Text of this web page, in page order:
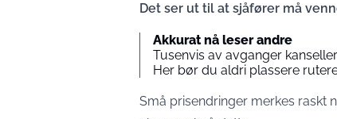
Det ser ut til at sjåfører må
Akkurat nå leser andre
Tusenvis av avganger
Her bør du aldri plassere
Små prisendringer merkes raskt